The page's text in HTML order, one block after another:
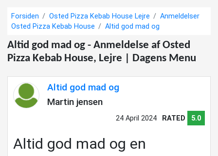
Forsiden Osted Pizza Kebab House Lejre
Anmeldelser
Osted Pizza Kebab House
Altid god mad og
Altid god mad og - Anmeldelse af Osted
Pizza Kebab House, Lejre | Dagens Menu
Altid god mad og
Martin jensen
24 April 2024 RATED 5.0
Altid god mad og en